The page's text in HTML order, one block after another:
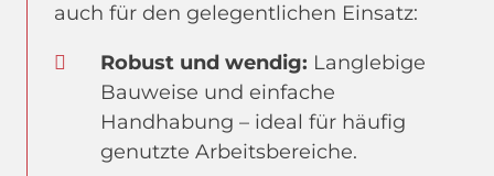
auch für den gelegentlichen Einsatz:
Robust und wendig: Langlebige
Bauweise und einfache
Handhabung – ideal für häufig
genutzte Arbeitsbereiche.